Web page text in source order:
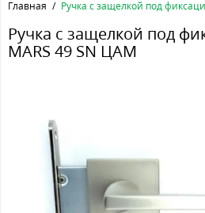
Главная Ручка с защелкой под
Ручка с защелкой под
MARS 49 SN ЦАМ